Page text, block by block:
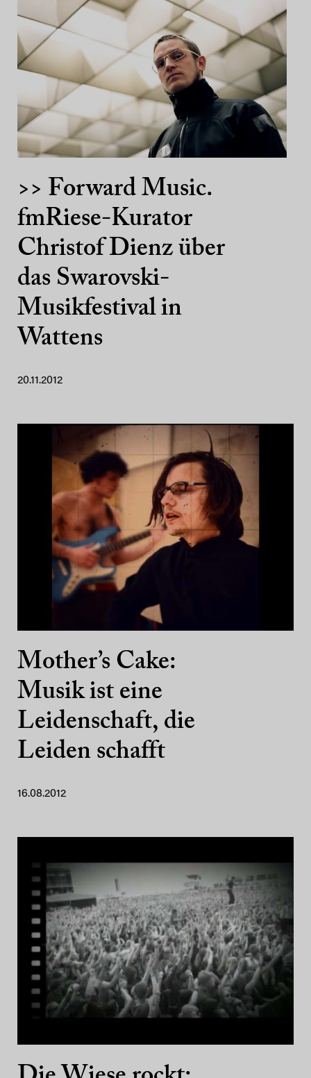
>> Forward Music.
fmRiese-Kurator
Christof Dienz über
das Swarovski-
Musikfestival in
Wattens
20.11.2012
Mother’s Cake:
Musik ist eine
Leidenschaft, die
Leiden schafft
16.08.2012